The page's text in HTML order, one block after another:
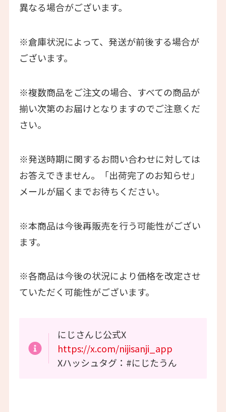
異なる場合がございます。
※倉庫状況によって、発送が前後する場合が
ございます。
※複数商品をご注文の場合、すべての商品が
揃い次第のお届けとなりますのでご注意くだ
さい。
※発送時期に関するお問い合わせに対しては
お答えできません。「出荷完了のお知らせ」
メールが届くまでお待ちください。
※本商品は今後再販売を行う可能性がござい
ます。
※各商品は今後の状況により価格を改定させ
ていただく可能性がございます。
にじさんじ公式X
https://x.com/nijisanji_app
Xハッシュタグ：#にじたうん